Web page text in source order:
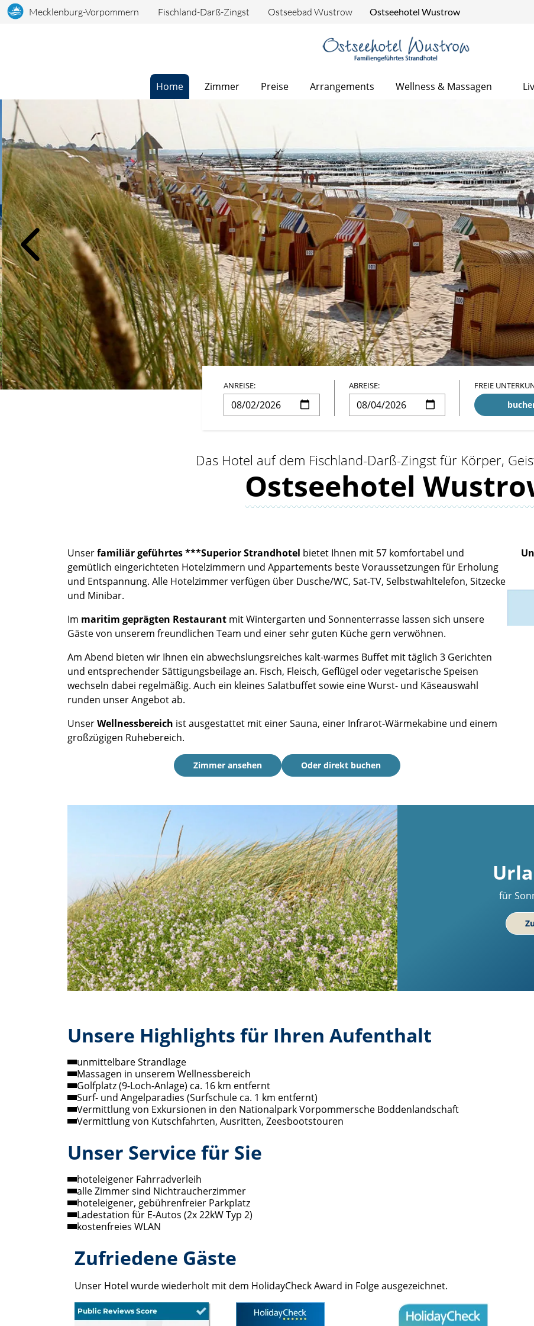
Mecklenburg-Vorpommern Fischland-Darß-Zingst Ostseebad Wustrow Ostseehotel Wustrow
Home Zimmer Preise Arrangements Wellness & Massagen
Bildslider, der automatisch bzw. durch Klick auf links/rechts die Bilder wechselt.
ANREISE: ABREISE: FREIE
Das Hotel auf dem Fischland-Darß-Zingst für Körper,
Ostseehotel
Unserfamiliär geführtes ***Superior Strandhotel bietet Ihnen mit 57 komfortabel und
gemütlich eingerichteten Hotelzimmern und Appartements beste Voraussetzungen für Erholung
und Entspannung. Alle Hotelzimmer verfügen über Dusche/WC, Sat-TV, Selbstwahltelefon, Sitzecke
und Minibar.
Im maritim geprägten Restaurant mit Wintergarten und Sonnenterrasse lassen sich unsere
Gäste von unserem freundlichen Team und einer sehr guten Küche gern verwöhnen.
Am Abend bieten wir Ihnen ein abwechslungsreiches kalt-warmes Buffet mit täglich 3 Gerichten
und entsprechender Sättigungsbeilage an. Fisch, Fleisch, Geflügel oder vegetarische Speisen
wechseln dabei regelmäßig. Auch ein kleines Salatbuffet sowie eine Wurst- und Käseauswahl
runden unser Angebot ab.
UnserWellnessbereich ist ausgestattet mit einer Sauna, einer Infrarot-Wärmekabine und einem
großzügigen Ruhebereich.
Zimmer ansehen Oder direkt buchen
für
Unsere Highlights für Ihren Aufenthalt
unmittelbare Strandlage
Massagen in unserem Wellnessbereich
Golfplatz (9-Loch-Anlage) ca. 16 km entfernt
Surf- und Angelparadies (Surfschule ca. 1 km entfernt)
Vermittlung von Exkursionen in den Nationalpark Vorpommersche Boddenlandschaft
Vermittlung von Kutschfahrten, Ausritten, Zeesbootstouren
Unser Service für Sie
hoteleigener Fahrradverleih
alle Zimmer sind Nichtraucherzimmer
hoteleigener, gebührenfreier Parkplatz
Ladestation für E-Autos (2x 22kW Typ 2)
kostenfreies WLAN
Zufriedene Gäste
Unser Hotel wurde wiederholt mit dem HolidayCheck Award in Folge ausgezeichnet.